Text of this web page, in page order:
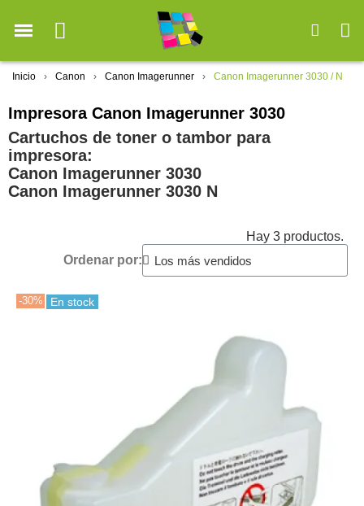
Inicio Canon Canon Imagerunner Canon Imagerunner 3030 / N
Impresora Canon Imagerunner 3030
Cartuchos de toner o tambor para
impresora:
Canon Imagerunner 3030
Canon Imagerunner 3030 N
Hay 3 productos.
Ordenar por:
-30% En stock